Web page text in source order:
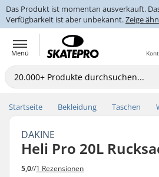
Das Produkt ist momentan ausverkauft.
Verfügbarkeit ist aber unbekannt.Zeige
Menü
Startseite Bekleidung Taschen
DAKINE
Heli Pro 20L
5,0//1 Rezensionen